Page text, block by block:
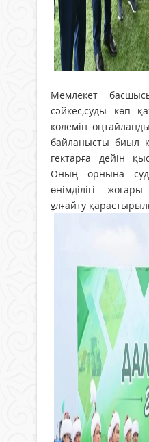
Мемлекет
сәйкес,суды көп
көлемін
байланысты биыл
гектарға дейін
Оның орнына
өнімділігі
ұлғайту